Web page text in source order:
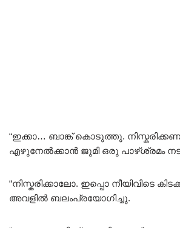
“ഇക്കാ… ബാങ്ക് കൊടുത്തു.
എഴുനേൽക്കാൻ ജുമി ഒരു പാഴ്ശ്രമം
“നിസ്കരിക്കാലോ. ഇപ്പൊ നീയിവിടെ
അവളിൽ ബലംപ്രയോഗിച്ചു.